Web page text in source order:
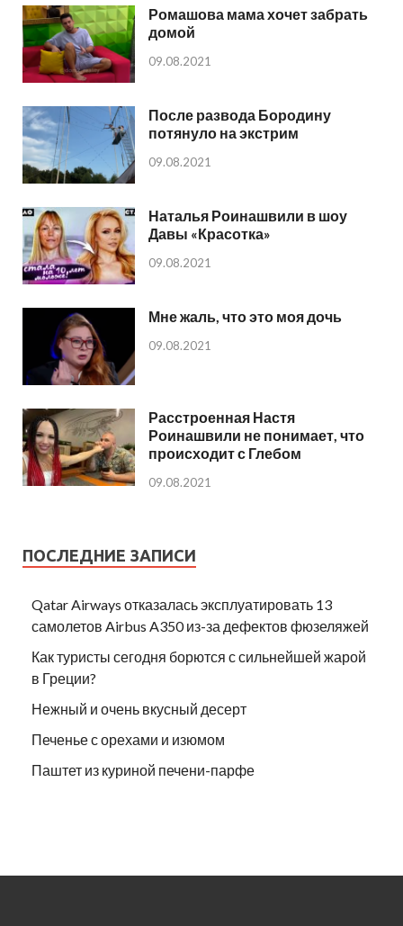
Ромашова мама хочет забрать
домой
09.08.2021
После развода Бородину
потянуло на экстрим
09.08.2021
Наталья Роинашвили в шоу
Давы «Красотка»
09.08.2021
Мне жаль, что это моя дочь
09.08.2021
Расстроенная Настя
Роинашвили не понимает, что
происходит с Глебом
09.08.2021
ПОСЛЕДНИЕ ЗАПИСИ
Qatar Airways отказалась эксплуатировать 13
самолетов Airbus A350 из-за дефектов фюзеляжей
Как туристы сегодня борются с сильнейшей жарой
в Греции?
Нежный и очень вкусный десерт
Печенье с орехами и изюмом
Паштет из куриной печени-парфе